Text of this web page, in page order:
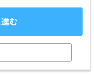
む